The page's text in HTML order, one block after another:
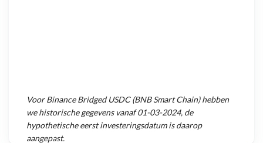
VoorBinance Bridged USDC (BNB Smart Chain)hebben
we historische gegevens vanaf01-03-2024, de
hypothetische eerst investeringsdatum is daarop
aangepast.